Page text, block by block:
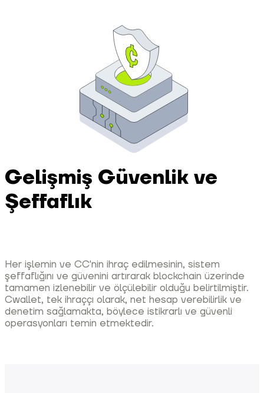
Gelişmiş Güvenlik ve
Şeffaflık
Her işlemin ve CC'nin ihraç edilmesinin, sistem
şeffaflığını ve güvenini artırarak blockchain üzerinde
tamamen izlenebilir ve ölçülebilir olduğu belirtilmiştir.
Cwallet, tek ihraççı olarak, net hesap verebilirlik ve
denetim sağlamakta, böylece istikrarlı ve güvenli
operasyonları temin etmektedir.